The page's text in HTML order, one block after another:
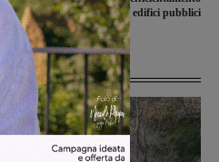
degli edifici pubblici